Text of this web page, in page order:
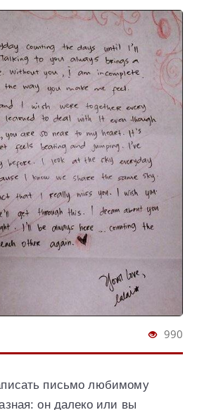
990
письмо любимому
он далеко или вы